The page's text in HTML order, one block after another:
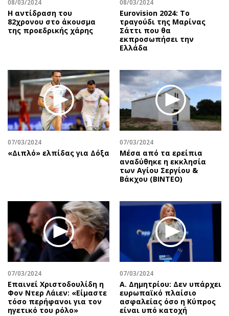
08/03/2024
Η αντίδραση του
82χρονου στο άκουσμα
της προεδρικής χάρης
08/03/2024
Eurovision 2024: Το
τραγούδι της Μαρίνας
Σάττι που θα
εκπροσωπήσει την
Ελλάδα
07/03/2024
«Διπλό» ελπίδας για Δόξα
07/03/2024
Μέσα από τα ερείπια
αναδύθηκε η εκκλησία
των Αγίου Σεργίου &
Βάκχου (ΒΙΝΤΕΟ)
07/03/2024
Επαινεί Χριστοδουλίδη η
Φον Ντερ Λάιεν: «Είμαστε
τόσο περήφανοι για τον
ηγετικό του ρόλο»
07/03/2024
Α. Δημητρίου: Δεν υπάρχει
ευρωπαϊκό πλαίσιο
ασφαλείας όσο η Κύπρος
είναι υπό κατοχή